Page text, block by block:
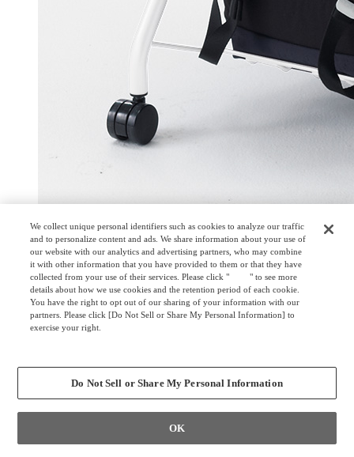
座面の下には荷物の収納が可能で、狭いスペースでも荷物の
置き場を確保できます。ネスティング収納も可能です。（有
効寸法：300W×320D×280H）
We collect unique personal identifiers such as cookies to analyze our traffic
and to personalize content and ads. We share information about your use of
our website with our analytics and advertising partners, who may combine
it with other information that you have provided to them or that they have
collected from your use of their services. Please click "
here" to see more
details about how we use cookies and the retention period of each cookie.
You have the right to opt out of our sharing of your information with our
partners. Please click [Do Not Sell or Share My Personal Information] to
exercise your right.
Do Not Sell or Share My Personal Information
OK